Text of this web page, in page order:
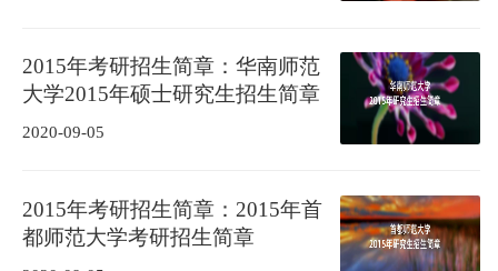
2015年考研招生简章：华南师范
大学2015年硕士研究生招生简章
2020-09-05
2015年考研招生简章：2015年首
都师范大学考研招生简章